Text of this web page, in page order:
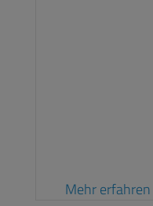
Mehr erfahren